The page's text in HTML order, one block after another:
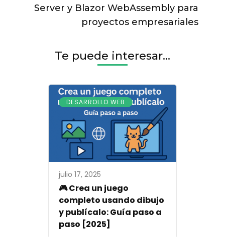
Server y Blazor WebAssembly para
proyectos empresariales
Te puede interesar...
DESARROLLO WEB
julio 17, 2025
🎮 Crea un juego
completo usando dibujo
y publícalo: Guía paso a
paso [2025]